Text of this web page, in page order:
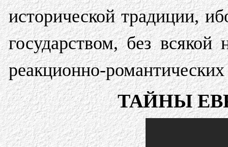
исторической традиции,
государством, без всякой
реакционно-
ТАЙНЫ